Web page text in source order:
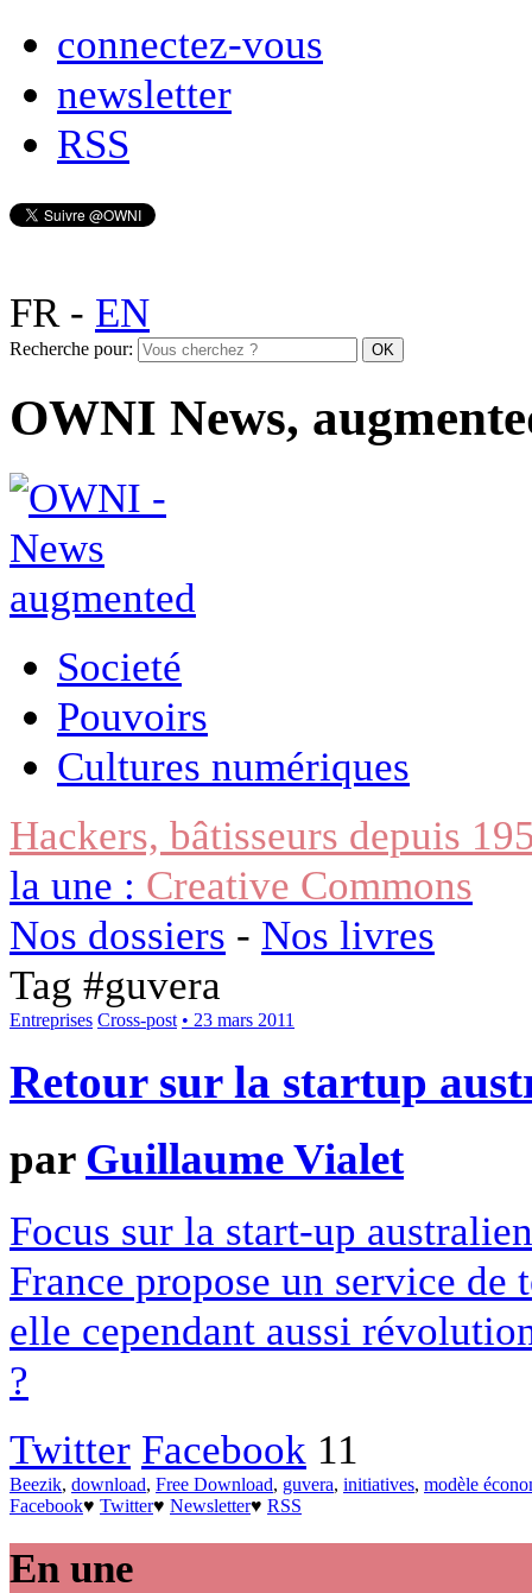
connectez-vous
newsletter
RSS
FR- EN
Recherche pour:
OWNI News,
Societé
Pouvoirs
Cultures numériques
Hackers, bâtisseurs depuis
la une : Creative Commons
Nos dossiers - Nos livres
Tag #guvera
Entreprises Cross-post • 23 mars 2011
Retour sur la startup
par Guillaume Vialet
Focus sur la start-up
France propose un service
elle cependant aussi
?
Twitter Facebook 11
Beezik, download, Free Download, guvera, initiatives, modèle
Facebook♥ Twitter♥ Newsletter♥ RSS
En une